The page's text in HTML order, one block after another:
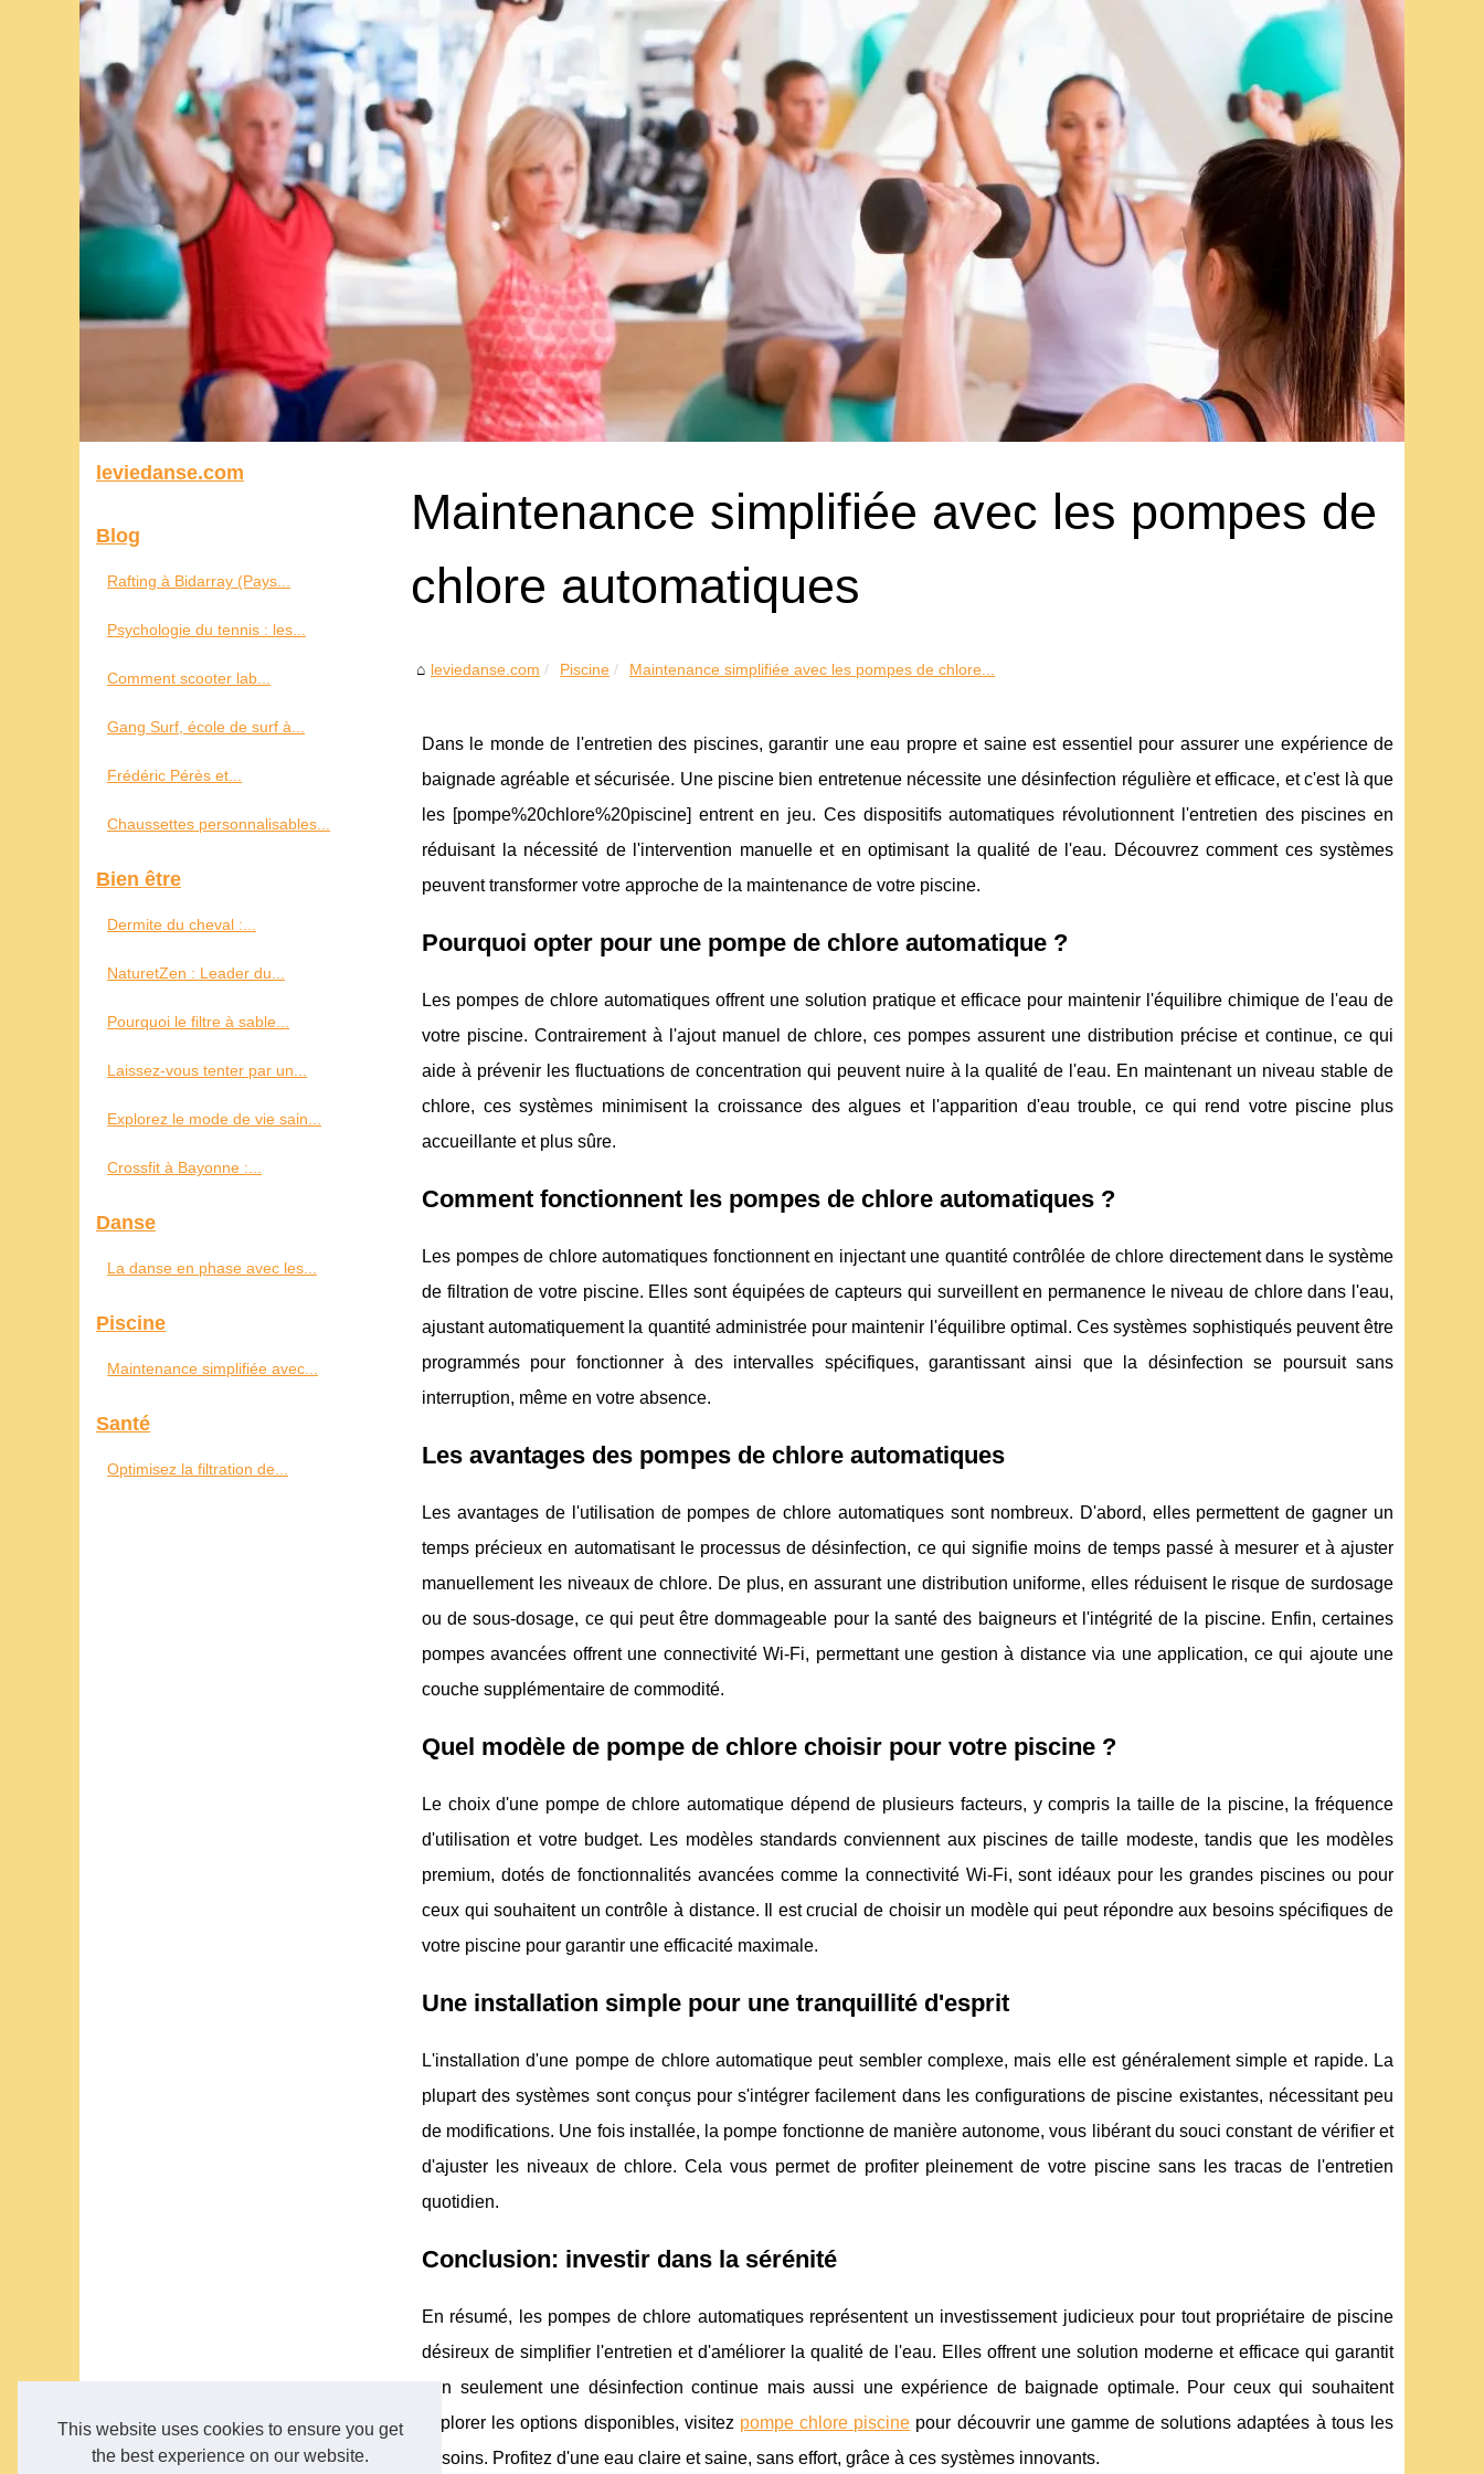
This website uses cookies to ensure you get
the best experience on our website.
Maintenance simplifiée avec les pompes de
chlore automatiques
leviedanse.com Piscine Maintenance simplifiée avec les pompes de chlore...
Dans le monde de l'entretien des piscines, garantir une eau propre et saine est essentiel pour assurer une expérience de
baignade agréable et sécurisée. Une piscine bien entretenue nécessite une désinfection régulière et efficace, et c'est là que
les [pompe%20chlore%20piscine] entrent en jeu. Ces dispositifs automatiques révolutionnent l'entretien des piscines en
réduisant la nécessité de l'intervention manuelle et en optimisant la qualité de l'eau. Découvrez comment ces systèmes
peuvent transformer votre approche de la maintenance de votre piscine.
Pourquoi opter pour une pompe de chlore automatique ?
Les pompes de chlore automatiques offrent une solution pratique et efficace pour maintenir l'équilibre chimique de l'eau de
votre piscine. Contrairement à l'ajout manuel de chlore, ces pompes assurent une distribution précise et continue, ce qui
aide à prévenir les fluctuations de concentration qui peuvent nuire à la qualité de l'eau. En maintenant un niveau stable de
chlore, ces systèmes minimisent la croissance des algues et l'apparition d'eau trouble, ce qui rend votre piscine plus
accueillante et plus sûre.
Comment fonctionnent les pompes de chlore automatiques ?
Les pompes de chlore automatiques fonctionnent en injectant une quantité contrôlée de chlore directement dans le système
de filtration de votre piscine. Elles sont équipées de capteurs qui surveillent en permanence le niveau de chlore dans l'eau,
ajustant automatiquement la quantité administrée pour maintenir l'équilibre optimal. Ces systèmes sophistiqués peuvent être
programmés pour fonctionner à des intervalles spécifiques, garantissant ainsi que la désinfection se poursuit sans
interruption, même en votre absence.
Les avantages des pompes de chlore automatiques
Les avantages de l'utilisation de pompes de chlore automatiques sont nombreux. D'abord, elles permettent de gagner un
temps précieux en automatisant le processus de désinfection, ce qui signifie moins de temps passé à mesurer et à ajuster
manuellement les niveaux de chlore. De plus, en assurant une distribution uniforme, elles réduisent le risque de surdosage
ou de sous-dosage, ce qui peut être dommageable pour la santé des baigneurs et l'intégrité de la piscine. Enfin, certaines
pompes avancées offrent une connectivité Wi-Fi, permettant une gestion à distance via une application, ce qui ajoute une
couche supplémentaire de commodité.
Quel modèle de pompe de chlore choisir pour votre piscine ?
Le choix d'une pompe de chlore automatique dépend de plusieurs facteurs, y compris la taille de la piscine, la fréquence
d'utilisation et votre budget. Les modèles standards conviennent aux piscines de taille modeste, tandis que les modèles
premium, dotés de fonctionnalités avancées comme la connectivité Wi-Fi, sont idéaux pour les grandes piscines ou pour
ceux qui souhaitent un contrôle à distance. Il est crucial de choisir un modèle qui peut répondre aux besoins spécifiques de
votre piscine pour garantir une efficacité maximale.
Une installation simple pour une tranquillité d'esprit
L'installation d'une pompe de chlore automatique peut sembler complexe, mais elle est généralement simple et rapide. La
plupart des systèmes sont conçus pour s'intégrer facilement dans les configurations de piscine existantes, nécessitant peu
de modifications. Une fois installée, la pompe fonctionne de manière autonome, vous libérant du souci constant de vérifier et
d'ajuster les niveaux de chlore. Cela vous permet de profiter pleinement de votre piscine sans les tracas de l'entretien
quotidien.
Conclusion: investir dans la sérénité
En résumé, les pompes de chlore automatiques représentent un investissement judicieux pour tout propriétaire de piscine
désireux de simplifier l'entretien et d'améliorer la qualité de l'eau. Elles offrent une solution moderne et efficace qui garantit
non seulement une désinfection continue mais aussi une expérience de baignade optimale. Pour ceux qui souhaitent
explorer les options disponibles, visitez pompe chlore piscine pour découvrir une gamme de solutions adaptées à tous les
besoins. Profitez d'une eau claire et saine, sans effort, grâce à ces systèmes innovants.
leviedanse.com
Blog
Rafting à Bidarray (Pays...
Psychologie du tennis : les...
Comment scooter lab...
Gang Surf, école de surf à...
Frédéric Pérès et...
Chaussettes personnalisables...
Bien être
Dermite du cheval :...
NaturetZen : Leader du...
Pourquoi le filtre à sable...
Laissez-vous tenter par un...
Explorez le mode de vie sain...
Crossfit à Bayonne :...
Danse
La danse en phase avec les...
Piscine
Maintenance simplifiée avec...
Santé
Optimisez la filtration de...